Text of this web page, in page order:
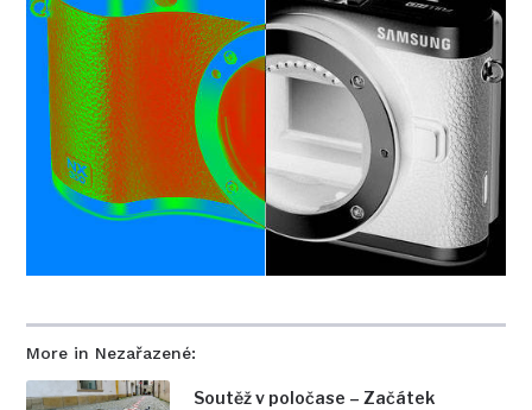
More in Nezařazené:
Soutěž v poločase – Začátek